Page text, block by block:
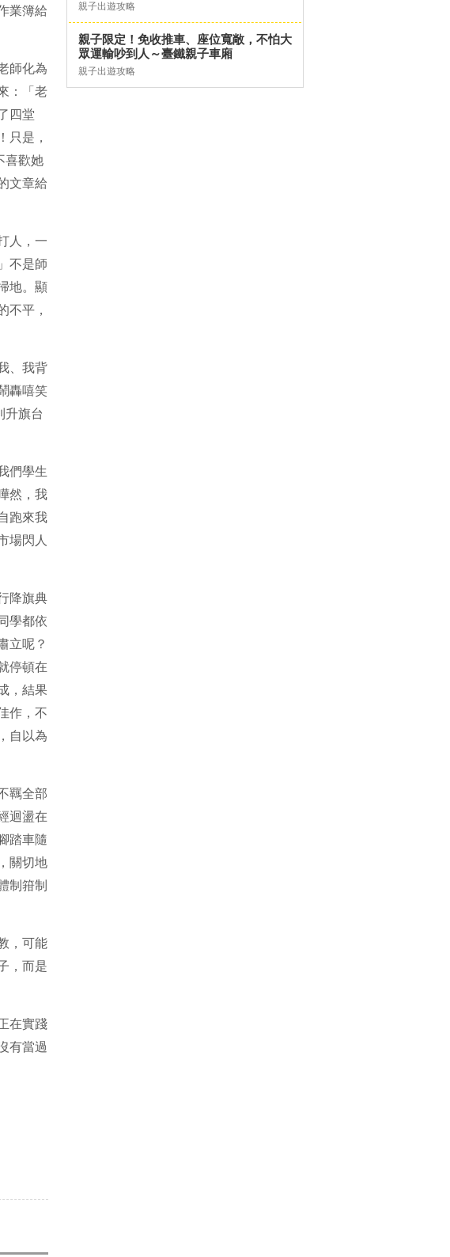
業簿給
師化為
：「老
四堂
只是，
喜歡她
文章給
人，一
不是師
地。顯
不平，
、我背
轟嘻笑
升旗台
們學生
然，我
跑來我
場閃人
降旗典
學都依
立呢？
停頓在
，結果
作，不
自以為
羈全部
迴盪在
踏車隨
關切地
制箝制
，可能
，而是
在實踐
有當過
親子出遊攻略
親子限定！免收推車、座位寬敞，不怕大
眾運輸吵到人～臺鐵親子車廂
親子出遊攻略